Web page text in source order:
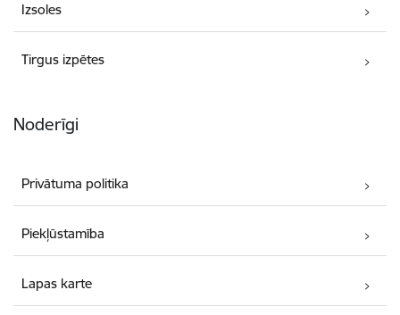
Izsoles
Tirgus izpētes
Noderīgi
Privātuma politika
Piekļūstamība
Lapas karte